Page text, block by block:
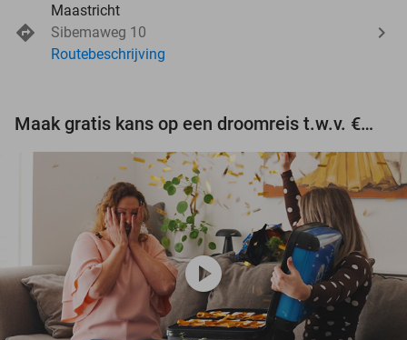
Maastricht
Sibemaweg 10
Routebeschrijving
Maak gratis kans op een droomreis t.w.v. €3.000!
play_circle